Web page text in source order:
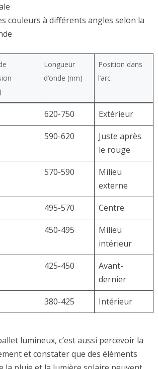
couleurs à différents angles selon la
Longueur
d’onde (nm)
Position dans
l’arc
620-750
Extérieur
590-620
Juste après
le rouge
570-590
Milieu
externe
495-570
Centre
450-495
Milieu
intérieur
425-450
Avant-
dernier
380-425 Intérieur
lumineux, c’est aussi percevoir la
et constater que des éléments